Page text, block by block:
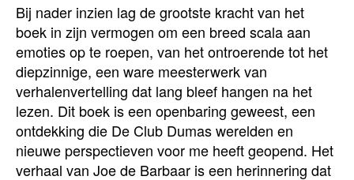
Bij nader inzien lag de grootste kracht van het
boek in zijn vermogen om een breed scala aan
emoties op te roepen, van het ontroerende tot het
diepzinnige, een ware meesterwerk van
verhalenvertelling dat lang bleef hangen na het
lezen. Dit boek is een openbaring geweest, een
ontdekking die De Club Dumas werelden en
nieuwe perspectieven voor me heeft geopend. Het
verhaal van Joe de Barbaar is een herinnering dat